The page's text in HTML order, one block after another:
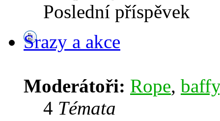
Poslední příspěvek
Srazy a akce
Moderátoři: Rope, baffy
4 Témata